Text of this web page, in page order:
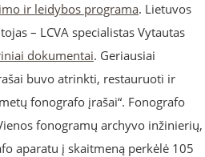
ir leidybos programa. Lietuvos
– LCVA specialistas Vytautas
dokumentai. Geriausiai
buvo atrinkti, restauruoti ir
fonografo įrašai“. Fonografo
fonogramų archyvo inžinierių,
aparatu į skaitmeną perkėlė 105